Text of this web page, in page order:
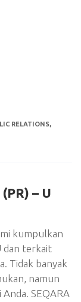
RELATIONS,
– U
kumpulkan
dan terkait
Tidak banyak
namun
SEQARA